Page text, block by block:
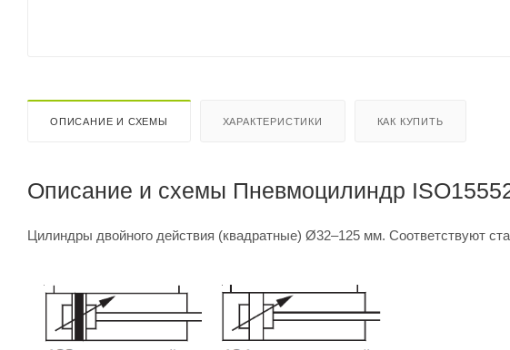
ОПИСАНИЕ И СХЕМЫ ХАРАКТЕРИСТИКИ КАК КУПИТЬ
Описание и схемы Пневмоцилиндр
Цилиндры двойного действия (квадратные) Ø32–125 мм. Соответствуют